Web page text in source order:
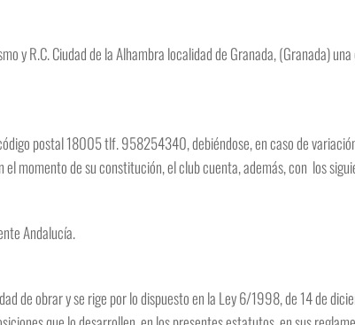
y R.C. Ciudad de la Alhambra localidad de Granada, (Granada)
postal 18005 tlf. 958254340, debiéndose, en caso de
el momento de su constitución, el club cuenta, además, con los
Andalucía.
de obrar y se rige por lo dispuesto en la Ley 6/1998, de 14 de